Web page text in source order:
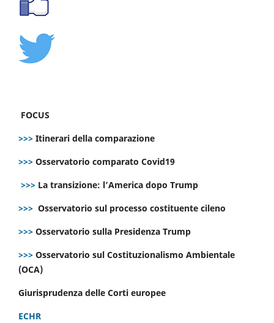
FOCUS
>>> Itinerari della comparazione
>>> Osservatorio comparato Covid19
>>> La transizione: l’America dopo Trump
>>> Osservatorio sul processo costituente cileno
>>> Osservatorio sulla Presidenza Trump
>>> Osservatorio sul Costituzionalismo Ambientale
(OCA)
Giurisprudenza delle Corti europee
ECHR